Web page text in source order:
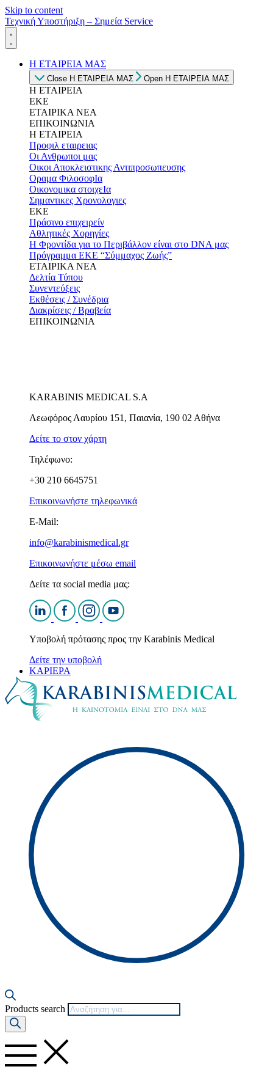
Skip to content
Τεχνική Υποστήριξη – Σημεία Service
Η ΕΤΑΙΡΕΙΑ ΜΑΣ
Close Η ΕΤΑΙΡΕΙΑ ΜΑΣ Open Η ΕΤΑΙΡΕΙΑ ΜΑΣ
Η ΕΤΑΙΡΕΙΑ
ΕΚΕ
ΕΤΑΙΡΙΚΑ ΝΕΑ
ΕΠΙΚΟΙΝΩΝΙΑ
Η ΕΤΑΙΡΕΙΑ
Προφιλ εταιρειας
Οι Ανθρωποι μας
Οικοι Αποκλειστικης Αντιπροσωπευσης
Οραμα ΦιλοσοφΙα
Οικονομικα στοιχεΙα
Σημαντικες Χρονολογιες
ΕΚΕ
Πράσινο επιχειρείν
Αθλητικές Χορηγίες
Η Φροντίδα για το Περιβάλλον είναι στο DNA μας
Πρόγραμμα ΕΚΕ “Σύμμαχος Ζωής”
ΕΤΑΙΡΙΚΑ ΝΕΑ
Δελτία Τύπου
Συνεντεύξεις
Εκθέσεις / Συνέδρια
Διακρίσεις / Βραβεία
ΕΠΙΚΟΙΝΩΝΙΑ
KARABINIS MEDICAL S.A
Λεωφόρος Λαυρίου 151, Παιανία, 190 02 Αθήνα
Δείτε το στον χάρτη
Τηλέφωνο:
+30 210 6645751
Επικοινωνήστε τηλεφωνικά
E-Mail:
info@karabinismedical.gr
Επικοινωνήστε μέσω email
Δείτε τα social media μας:
Υποβολή πρότασης προς την Karabinis Medical
Δείτε την υποβολή
ΚΑΡΙΕΡΑ
Products search